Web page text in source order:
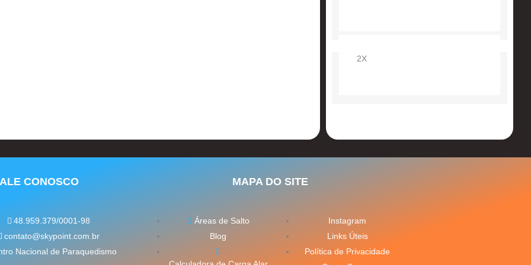
2X
CONOSCO
48.959.379/0001-98
contato@skypoint.com.br
Nacional de Paraquedismo
MAPA DO SITE
Áreas de Salto
Blog
Instagram
Links Úteis
Política de Privacidade